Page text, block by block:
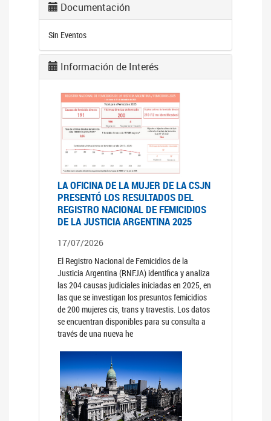
Documentación
Sin Eventos
Información de Interés
LA OFICINA DE LA MUJER DE LA CSJN
PRESENTÓ LOS RESULTADOS DEL
REGISTRO NACIONAL DE FEMICIDIOS
DE LA JUSTICIA ARGENTINA 2025
17/07/2026
El Registro Nacional de Femicidios de la
Justicia Argentina (RNFJA) identifica y analiza
las 204 causas judiciales iniciadas en 2025, en
las que se investigan los presuntos femicidios
de 200 mujeres cis, trans y travestis. Los datos
se encuentran disponibles para su consulta a
través de una nueva he